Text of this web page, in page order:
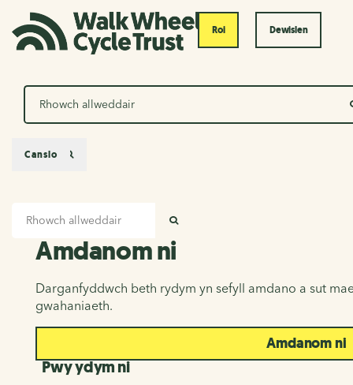
Roi Dewislen
Chwilio
Amdanom ni
Amdanom ni
Darganfyddwch beth rydym yn sefyll amdano a sut
gwahaniaeth.
Amdanom ni
Pwy ydym ni
Canslo